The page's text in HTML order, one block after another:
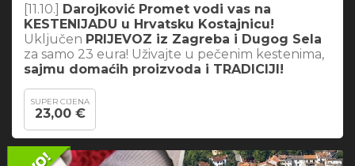
[11.10.] Darojković Promet vodi vas na
KESTENIJADU u Hrvatsku Kostajnicu!
Uključen PRIJEVOZ iz Zagreba i Dugog Sela
za samo 23 eura! Uživajte u pečenim kestenima,
sajmu domaćih proizvoda i TRADICIJI!
SUPER CIJENA
23,00 €